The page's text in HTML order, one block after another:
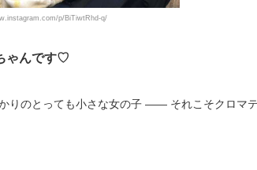
p/BiTiwtRhd-q/
ゃんです♡
りのとっても小さな女の子 ―― それこそクロマテ